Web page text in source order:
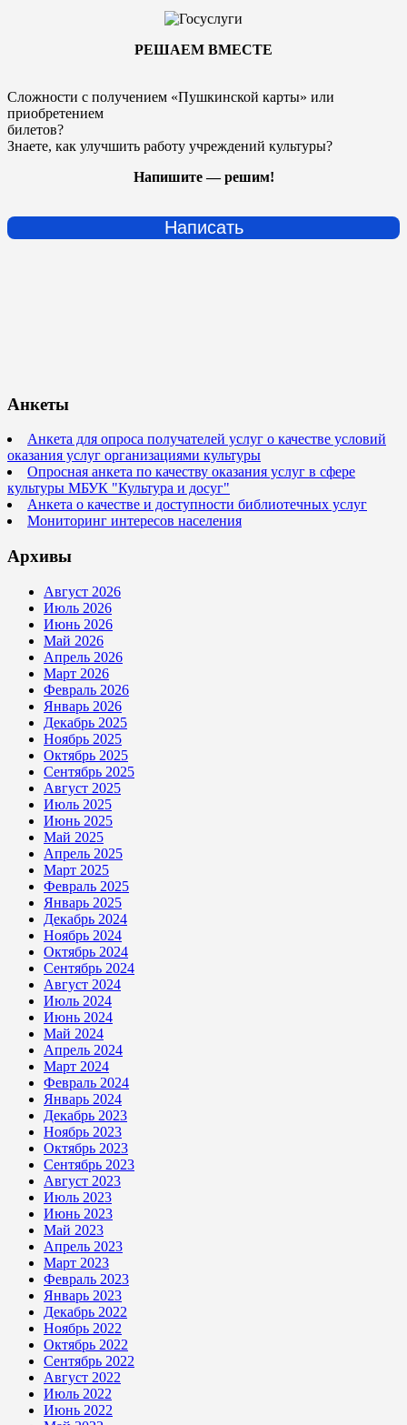
РЕШАЕМ ВМЕСТЕ
Сложности с получением «Пушкинской карты» или
приобретением
билетов?
Знаете, как улучшить работу учреждений культуры?
Напишите — решим!
Написать
Анкеты
Анкета для опроса получателей услуг о качестве условий
оказания услуг организациями культуры
Опросная анкета по качеству оказания услуг в сфере
культуры МБУК "Культура и досуг"
Анкета о качестве и доступности библиотечных услуг
Мониторинг интересов населения
Архивы
Август 2026
Июль 2026
Июнь 2026
Май 2026
Апрель 2026
Март 2026
Февраль 2026
Январь 2026
Декабрь 2025
Ноябрь 2025
Октябрь 2025
Сентябрь 2025
Август 2025
Июль 2025
Июнь 2025
Май 2025
Апрель 2025
Март 2025
Февраль 2025
Январь 2025
Декабрь 2024
Ноябрь 2024
Октябрь 2024
Сентябрь 2024
Август 2024
Июль 2024
Июнь 2024
Май 2024
Апрель 2024
Март 2024
Февраль 2024
Январь 2024
Декабрь 2023
Ноябрь 2023
Октябрь 2023
Сентябрь 2023
Август 2023
Июль 2023
Июнь 2023
Май 2023
Апрель 2023
Март 2023
Февраль 2023
Январь 2023
Декабрь 2022
Ноябрь 2022
Октябрь 2022
Сентябрь 2022
Август 2022
Июль 2022
Июнь 2022